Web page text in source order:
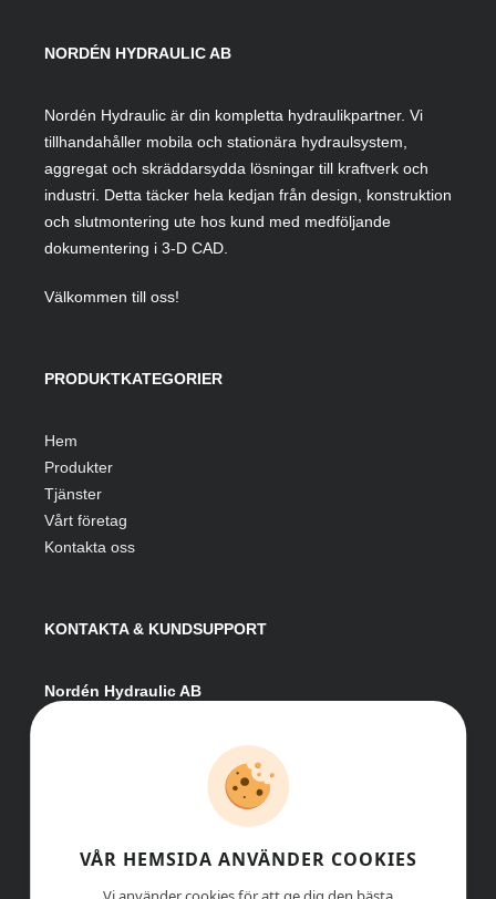
NORDÉN HYDRAULIC AB
Nordén Hydraulic är din kompletta hydraulikpartner. Vi
tillhandahåller mobila och stationära hydraulsystem,
aggregat och skräddarsydda lösningar till kraftverk och
industri. Detta täcker hela kedjan från design, konstruktion
och slutmontering ute hos kund med medföljande
dokumentering i 3-D CAD.
Välkommen till oss!
PRODUKTKATEGORIER
Hem
Produkter
Tjänster
Vårt företag
Kontakta oss
KONTAKTA & KUNDSUPPORT
Nordén Hydraulic AB
info@nordenhydraulic.se
Org-nr: 556531-8424
VÅR HEMSIDA ANVÄNDER COOKIES